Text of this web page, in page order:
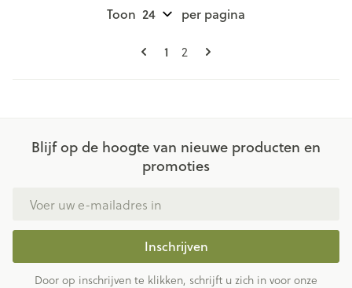
Pagina's
U lees momenteel pagina
1 Pagina
2
Toon per pagina
Blijf op de hoogte van nieuwe producten en
promoties
Inschrijven
Door op inschrijven te klikken, schrijft u zich in voor onze